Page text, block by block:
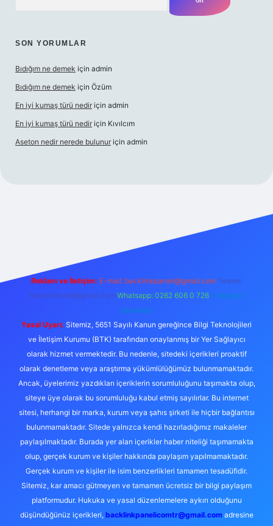
SON YORUMLAR
Bıdığım ne demek için admin
Bıdığım ne demek için Özüm
En iyi kumaş türü nedir için admin
En iyi kumaş türü nedir için Kıvılcım
Aseton nedir nerede bulunur için admin
betexper giriş
Reklam ve İletişim: E-mail: backlinkpaneli@gmail.com Teams:
forumhizmeti@gmail.com Whatsapp: 0262 606 0 726 Telegram:
@karabul
Yasal Uyarı: Sitemiz, 5651 Sayılı Kanun gereğince Bilgi Teknolojileri
ve İletişim Kurumu (BTK) tarafından onaylanmış bir Yer Sağlayıcı
olarak hizmet vermektedir. Bu nedenle, sitedeki içerikleri proaktif
olarak denetleme veya araştırma yükümlülüğümüz bulunmamaktadır.
Ancak, üyelerimiz yazdıkları içeriklerin sorumluluğunu taşımakta olup,
siteye üye olarak bu sorumluluğu kabul etmiş sayılırlar. Bu internet
sitesi, herhangi bir marka, kurum veya şahıs şirketi ile hiçbir bağlantısı
bulunmamaktadır. Sitede yalnızca kendi hazırladığımız makaleler
paylaşılmaktadır. Burada yer alan içerikler haber niteliği taşımamakta
olup, gerçek kurum ve kişiler hakkında paylaşım yapılmamaktadır.
Gerçek kurum ve kişiler ile isim benzerlikleri tamamen tesadüfidir.
Sitemiz, kar amacı gütmeyen ve tamamen ücretsiz bir bilgi paylaşım
platformudur. Hukuka ve yasal düzenlemelere aykırı olduğunu
düşündüğünüz içerikleri, backlinkpanelicomtr@gmail.comadresine